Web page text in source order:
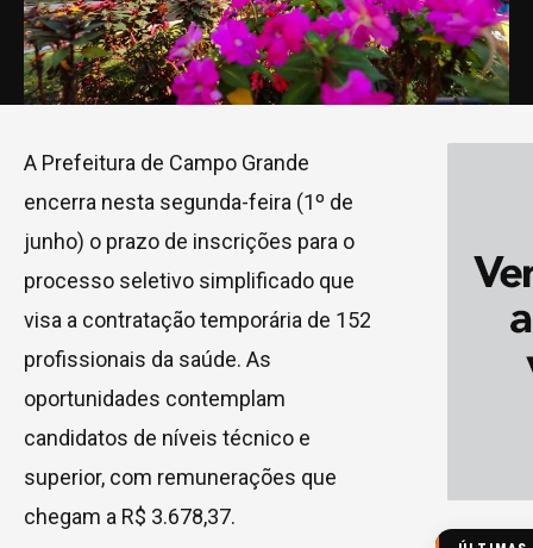
A Prefeitura de Campo Grande
encerra nesta segunda-feira (1º de
junho) o prazo de inscrições para o
processo seletivo simplificado que
visa a contratação temporária de 152
profissionais da saúde. As
oportunidades contemplam
candidatos de níveis técnico e
superior, com remunerações que
chegam a R$ 3.678,37.